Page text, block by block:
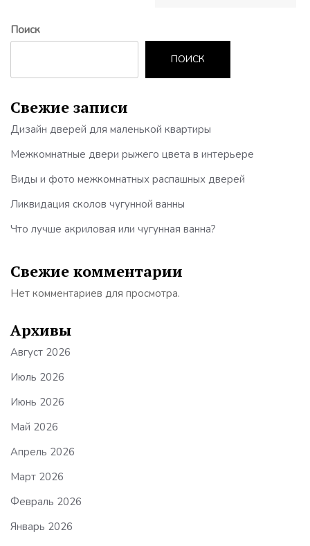
Поиск
ПОИСК
Свежие записи
Дизайн дверей для маленькой квартиры
Межкомнатные двери рыжего цвета в интерьере
Виды и фото межкомнатных распашных дверей
Ликвидация сколов чугунной ванны
Что лучше акриловая или чугунная ванна?
Свежие комментарии
Нет комментариев для просмотра.
Архивы
Август 2026
Июль 2026
Июнь 2026
Май 2026
Апрель 2026
Март 2026
Февраль 2026
Январь 2026